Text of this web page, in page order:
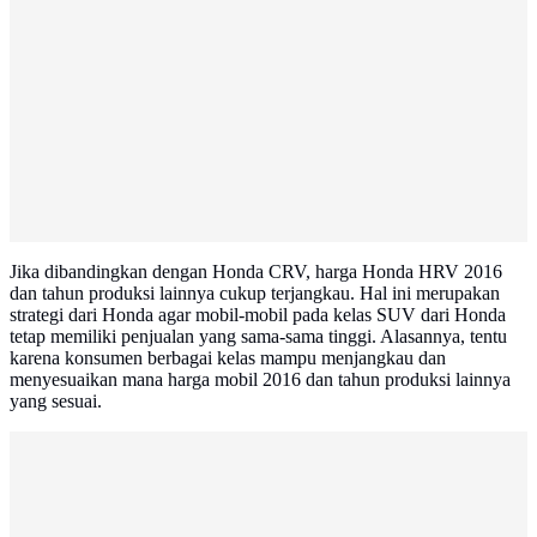
Jika dibandingkan dengan Honda CRV, harga Honda HRV 2016
dan tahun produksi lainnya cukup terjangkau. Hal ini merupakan
strategi dari Honda agar mobil-mobil pada kelas SUV dari Honda
tetap memiliki penjualan yang sama-sama tinggi. Alasannya, tentu
karena konsumen berbagai kelas mampu menjangkau dan
menyesuaikan mana harga mobil 2016 dan tahun produksi lainnya
yang sesuai.